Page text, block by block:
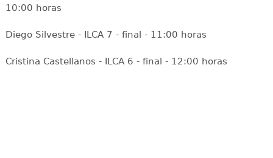
10:00 horas
Diego Silvestre - ILCA 7 - final - 11:00 horas
Cristina Castellanos - ILCA 6 - final - 12:00 horas